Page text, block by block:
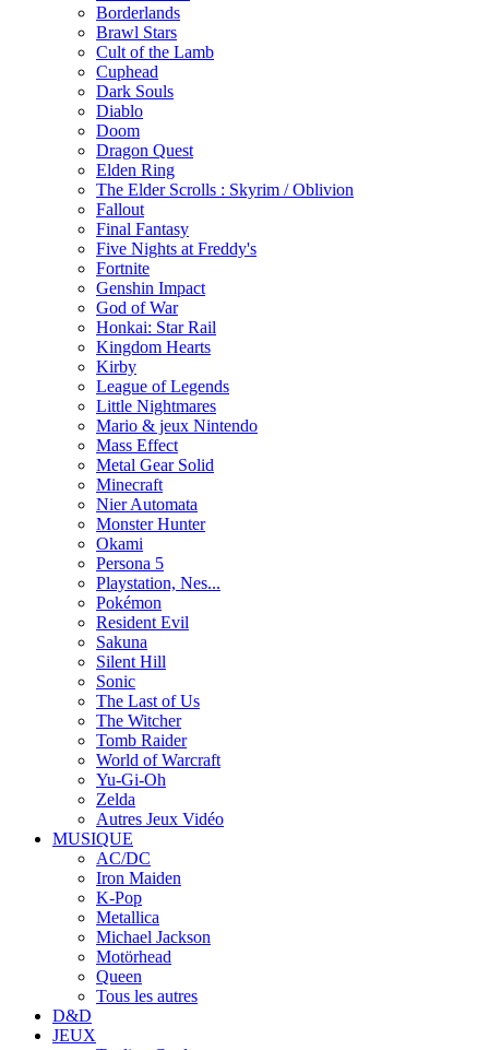
Borderlands
Brawl Stars
Cult of the Lamb
Cuphead
Dark Souls
Diablo
Doom
Dragon Quest
Elden Ring
The Elder Scrolls : Skyrim / Oblivion
Fallout
Final Fantasy
Five Nights at Freddy's
Fortnite
Genshin Impact
God of War
Honkai: Star Rail
Kingdom Hearts
Kirby
League of Legends
Little Nightmares
Mario & jeux Nintendo
Mass Effect
Metal Gear Solid
Minecraft
Nier Automata
Monster Hunter
Okami
Persona 5
Playstation, Nes...
Pokémon
Resident Evil
Sakuna
Silent Hill
Sonic
The Last of Us
The Witcher
Tomb Raider
World of Warcraft
Yu-Gi-Oh
Zelda
Autres Jeux Vidéo
MUSIQUE
AC/DC
Iron Maiden
K-Pop
Metallica
Michael Jackson
Motörhead
Queen
Tous les autres
D&D
JEUX